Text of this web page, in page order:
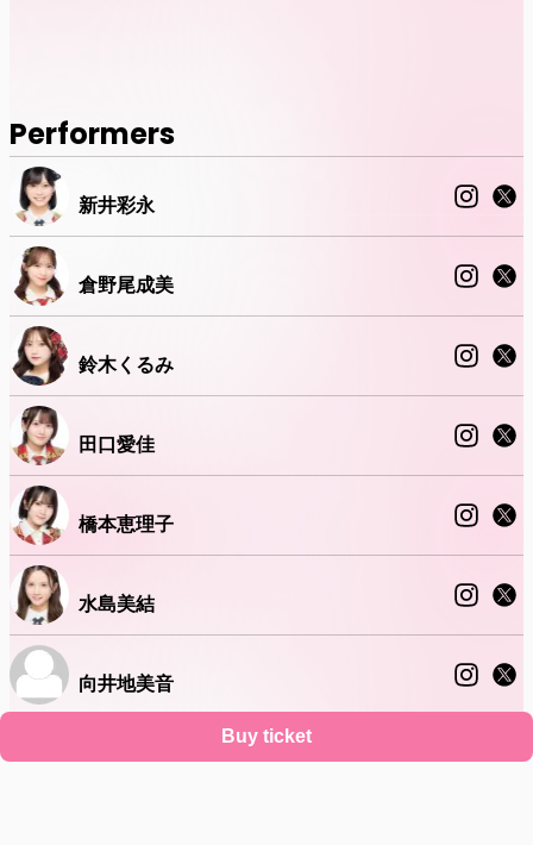
Performers
新井彩永
倉野尾成美
鈴木くるみ
田口愛佳
橋本恵理子
水島美結
向井地美音
山口結愛
Buy ticket